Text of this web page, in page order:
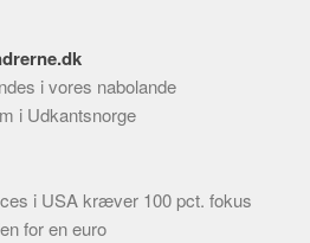
i vores nabolande
i Udkantsnorge
i USA kræver 100 pct. fokus
for en euro